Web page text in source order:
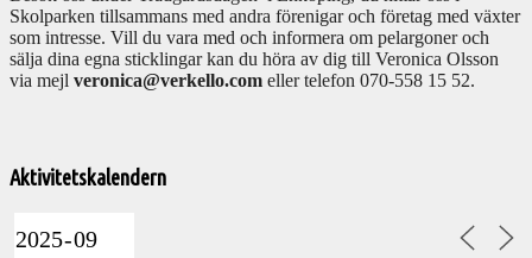
Skolparken tillsammans med andra förenigar och företag med växter
som intresse. Vill du vara med och informera om pelargoner och
sälja dina egna sticklingar kan du höra av dig till Veronica Olsson
via mejl veronica@verkello.com eller telefon 070-558 15 52.
till
aktiviteter
Aktivitetskalendern